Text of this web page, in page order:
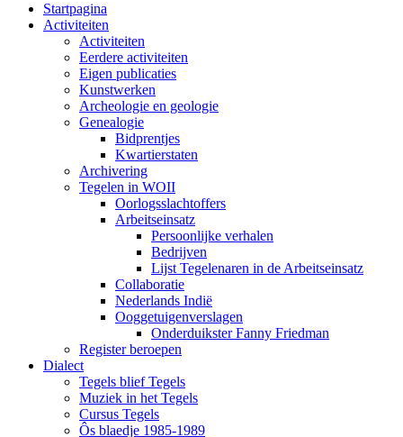
Startpagina
Activiteiten
Activiteiten
Eerdere activiteiten
Eigen publicaties
Kunstwerken
Archeologie en geologie
Genealogie
Bidprentjes
Kwartierstaten
Archivering
Tegelen in WOII
Oorlogsslachtoffers
Arbeitseinsatz
Persoonlijke verhalen
Bedrijven
Lijst Tegelenaren in de Arbeitseinsatz
Collaboratie
Nederlands Indië
Ooggetuigenverslagen
Onderduikster Fanny Friedman
Register beroepen
Dialect
Tegels blief Tegels
Muziek in het Tegels
Cursus Tegels
Ôs blaedje 1985-1989